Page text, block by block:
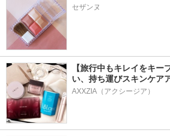
セザンヌ
【旅行中もキレイをキー
い、持ち運びスキンケア
AXXZIA（アクシージア）